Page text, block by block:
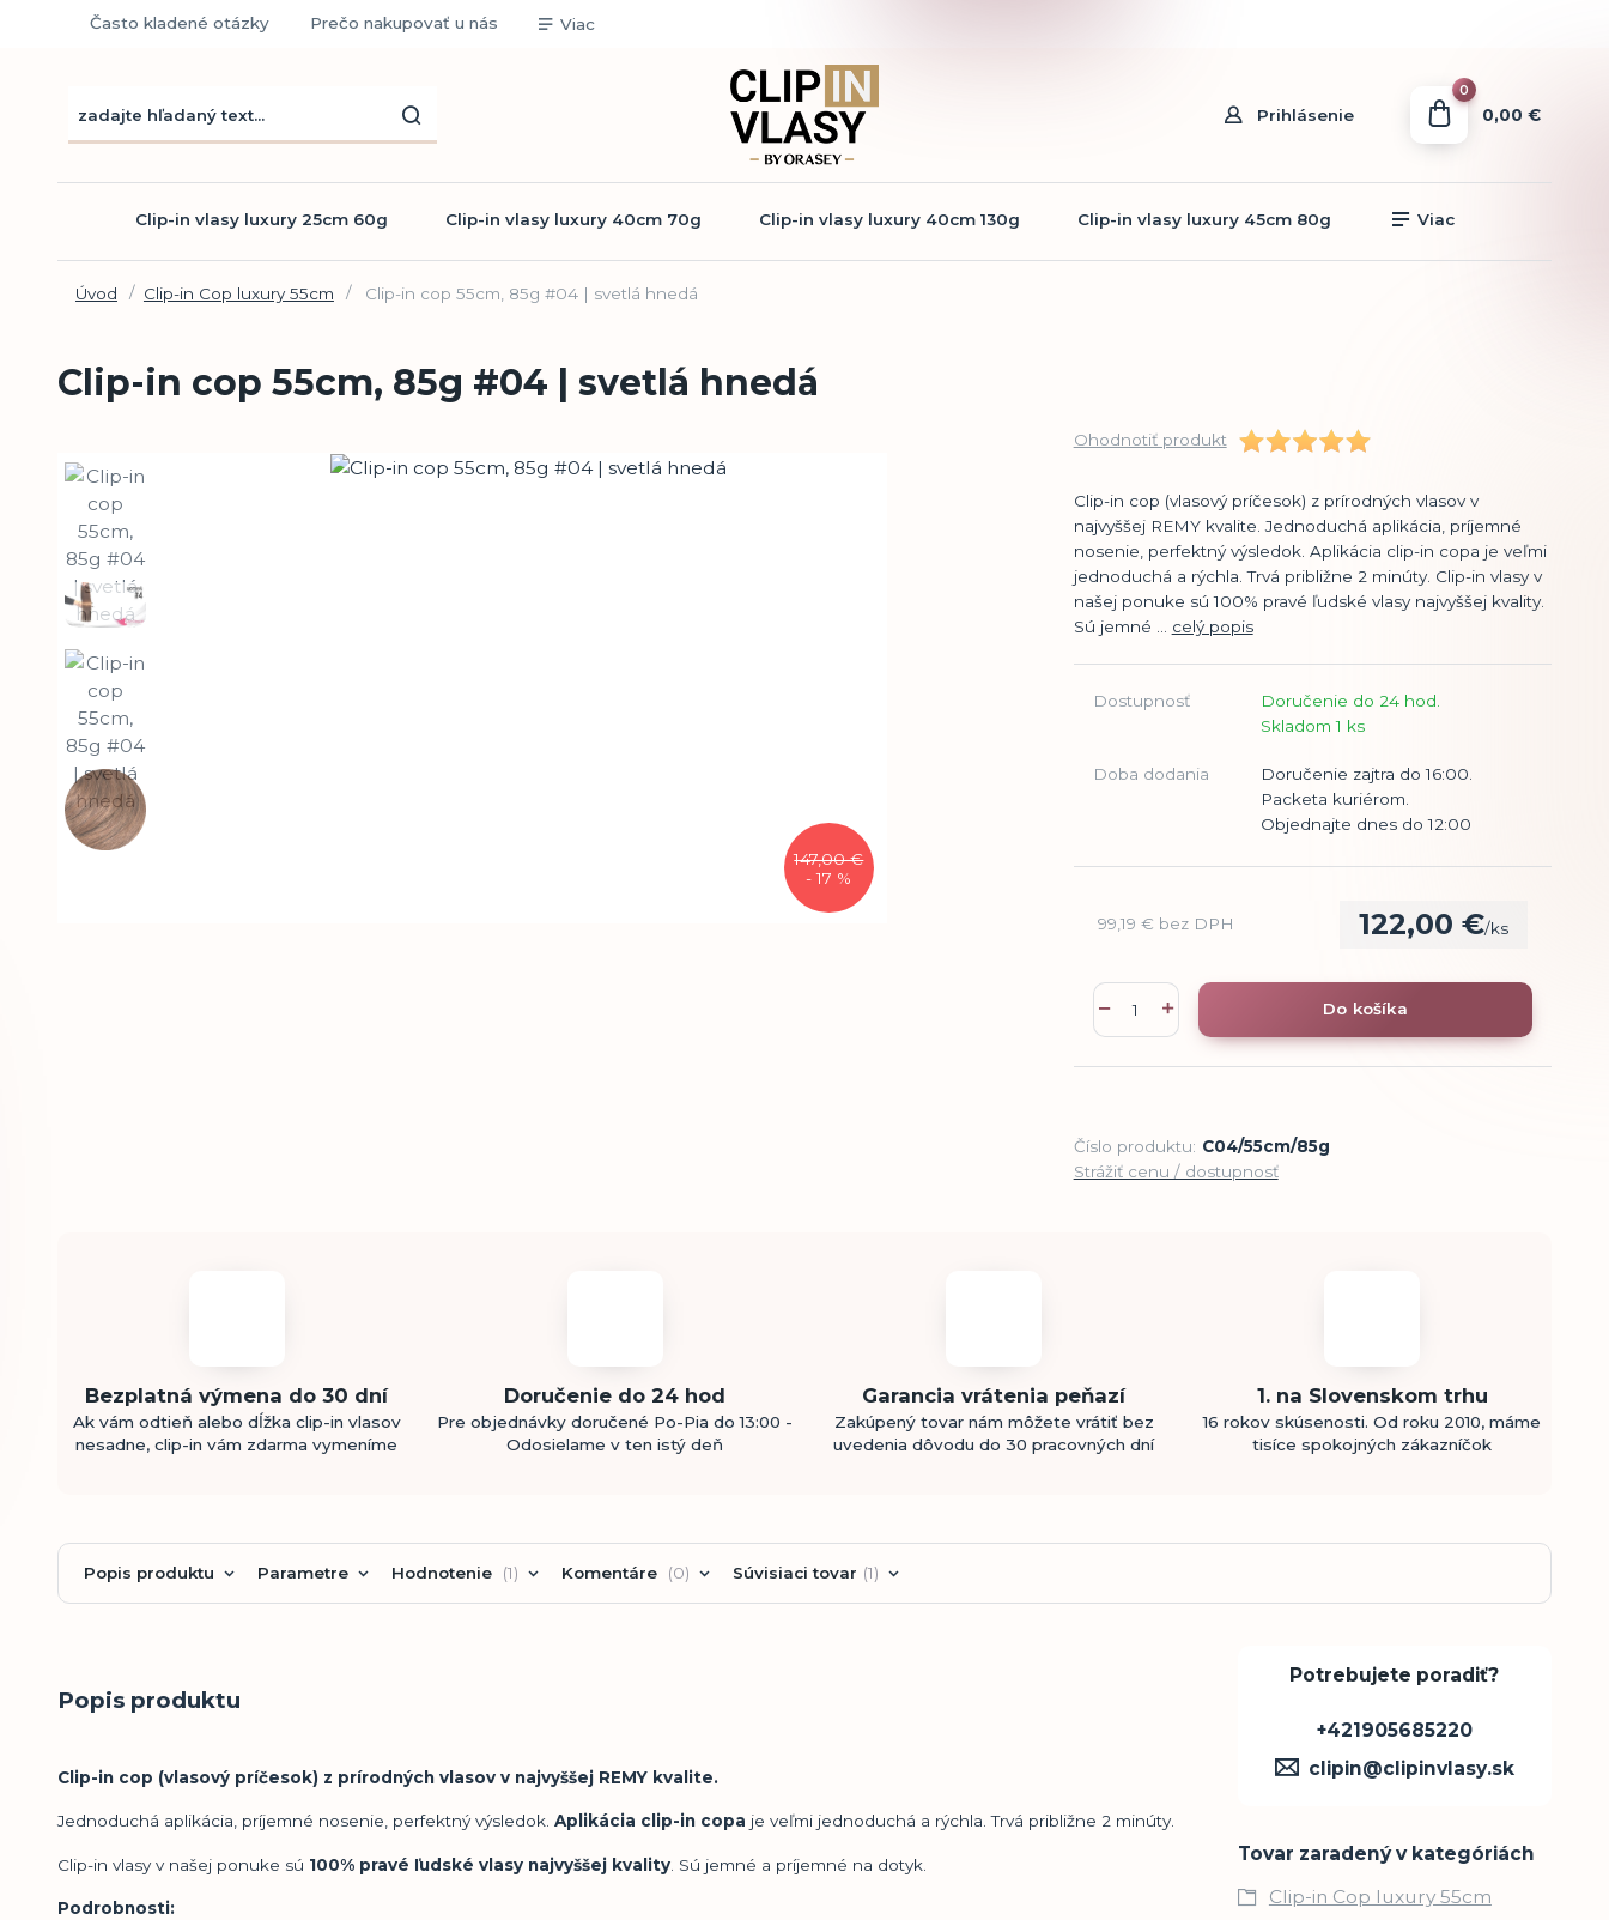
Často kladené otázky Prečo nakupovať u nás Viac
Prihlásenie
0
0,00 €
Clip-in vlasy luxury 25cm 60g Clip-in vlasy luxury 40cm 70g Clip-in vlasy luxury 40cm 130g Clip-in vlasy luxury 45cm 80g Viac
Úvod Clip-in Cop luxury 55cm Clip-in cop 55cm, 85g #04 | svetlá hnedá
Clip-in cop 55cm, 85g #04 | svetlá hnedá
147,00 €
- 17 %
Ohodnotiť produkt
Clip-in cop (vlasový príčesok) z prírodných vlasov v
najvyššej REMY kvalite. Jednoduchá aplikácia, príjemné
nosenie, perfektný výsledok. Aplikácia clip-in copa je veľmi
jednoduchá a rýchla. Trvá približne 2 minúty. Clip-in vlasy v
našej ponuke sú 100% pravé ľudské vlasy najvyššej kvality.
Sú jemné ... celý popis
Dostupnosť
Doručenie do 24 hod.
Skladom 1 ks
Doba dodania
Doručenie zajtra do 16:00.
Packeta kuriérom.
Objednajte dnes do 12:00
122,00 €/ks
99,19 € bez DPH
Do košíka
Číslo produktu: C04/55cm/85g
Strážiť cenu / dostupnosť
Bezplatná výmena do 30 dní
Ak vám odtieň alebo dĺžka clip-in vlasov
nesadne, clip-in vám zdarma vymeníme
Doručenie do 24 hod
Pre objednávky doručené Po-Pia do 13:00 -
Odosielame v ten istý deň
Garancia vrátenia peňazí
Zakúpený tovar nám môžete vrátiť bez
uvedenia dôvodu do 30 pracovných dní
1. na Slovenskom trhu
16 rokov skúsenosti. Od roku 2010, máme
tisíce spokojných zákazníčok
Popis produktu Parametre Hodnotenie 1 Komentáre 0 Súvisiaci tovar 1
Popis produktu
Clip-in cop (vlasový príčesok) z prírodných vlasov v najvyššej REMY kvalite.
Jednoduchá aplikácia, príjemné nosenie, perfektný výsledok. Aplikácia clip-in copa je veľmi jednoduchá a rýchla. Trvá približne 2 minúty.
Clip-in vlasy v našej ponuke sú 100% pravé ľudské vlasy najvyššej kvality . Sú jemné a príjemné na dotyk.
Podrobnosti:
Potrebujete poradiť?
+421905685220
clipin@clipinvlasy.sk
Tovar zaradený v kategóriách
Clip-in Cop luxury 55cm